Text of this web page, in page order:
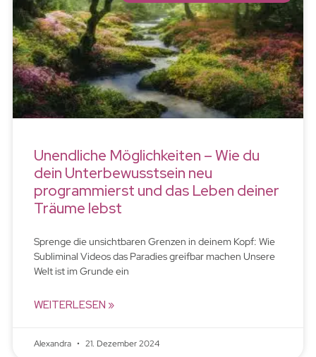
Unendliche Möglichkeiten – Wie du
dein Unterbewusstsein neu
programmierst und das Leben deiner
Träume lebst
Sprenge die unsichtbaren Grenzen in deinem Kopf: Wie
Subliminal Videos das Paradies greifbar machen Unsere
Welt ist im Grunde ein
WEITERLESEN »
Alexandra 21. Dezember 2024